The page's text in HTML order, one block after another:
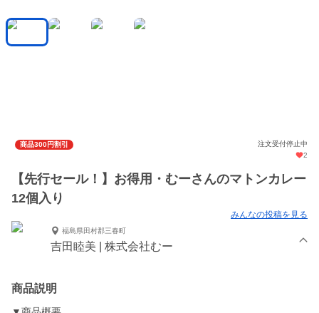
商品300円割引
注文受付停止中
2
【先行セール！】お得用・むーさんのマトンカレー
12個入り
みんなの投稿を見る
福島県田村郡三春町
吉田睦美 | 株式会社むー
商品説明